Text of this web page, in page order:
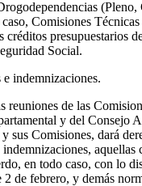
(Pleno,
Comisiones
créditos presupuestarios
Social.
e indemnizaciones.
reuniones de las
y del Consejo
sus Comisiones, dará
aquellas
en todo caso, con lo
de febrero, y demás